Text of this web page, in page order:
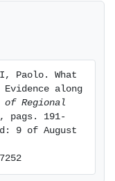
Paolo. What
Evidence along
of Regional
pags. 191-
9 of August